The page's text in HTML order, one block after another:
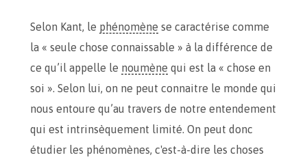
Selon Kant, le phénomène se caractérise comme
la « seule chose connaissable » à la différence de
ce qu’il appelle le noumène qui est la « chose en
soi ». Selon lui, on ne peut connaitre le monde qui
nous entoure qu’au travers de notre entendement
qui est intrinsèquement limité. On peut donc
étudier les phénomènes, c'est-à-dire les choses